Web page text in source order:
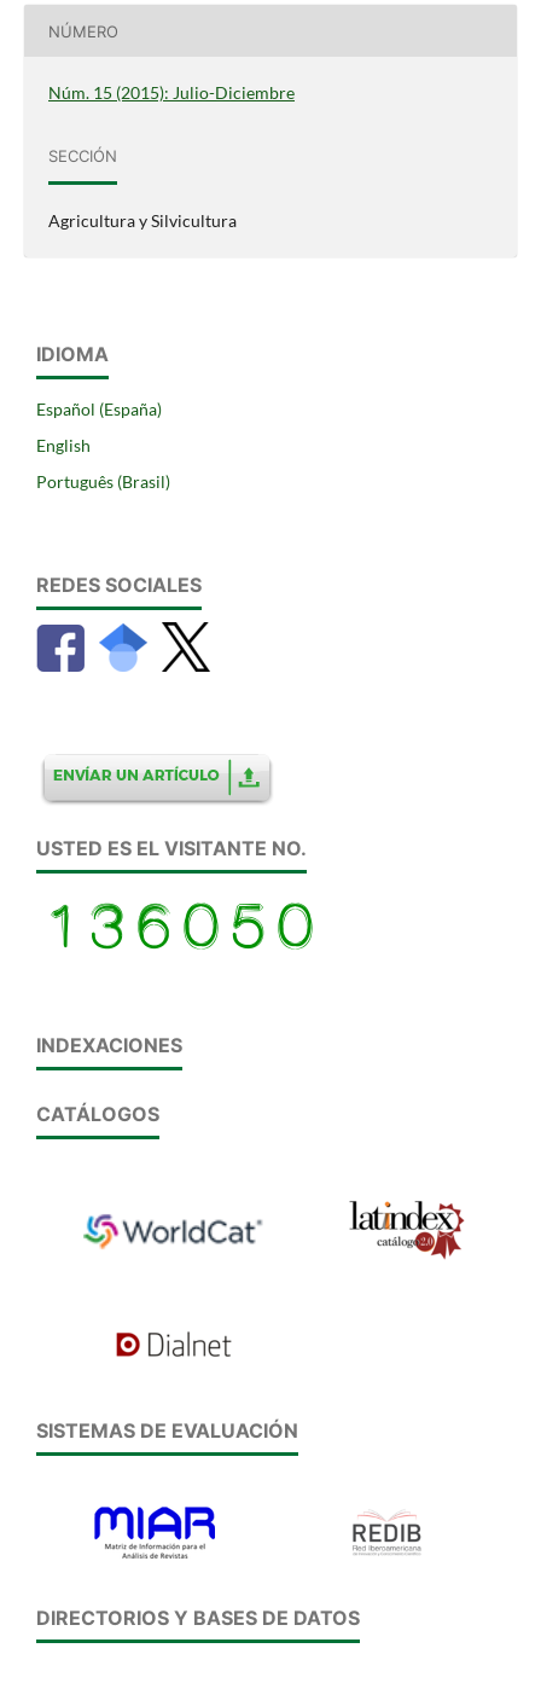
NÚMERO
Núm. 15 (2015): Julio-Diciembre
SECCIÓN
Agricultura y Silvicultura
IDIOMA
Español (España)
English
Português (Brasil)
REDES SOCIALES
USTED ES EL VISITANTE NO.
INDEXACIONES
CATÁLOGOS
SISTEMAS DE EVALUACIÓN
DIRECTORIOS Y BASES DE DATOS